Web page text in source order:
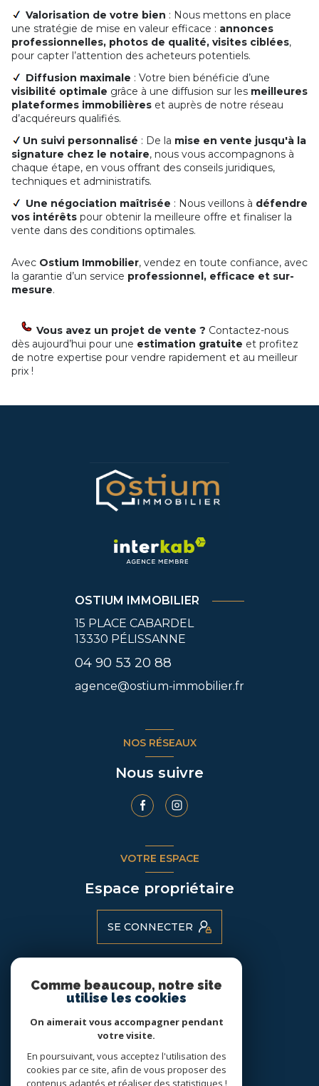
Valorisation de votre bien : Nous mettons en place
une stratégie de mise en valeur efficace : annonces
professionnelles, photos de qualité, visites ciblées,
pour capter l’attention des acheteurs potentiels.
Diffusion maximale : Votre bien bénéficie d’une
visibilité optimale grâce à une diffusion sur les meilleures
plateformes immobilières et auprès de notre réseau
d’acquéreurs qualifiés.
Un suivi personnalisé : De la mise en vente jusqu'à la
signature chez le notaire, nous vous accompagnons à
chaque étape, en vous offrant des conseils juridiques,
techniques et administratifs.
Une négociation maîtrisée : Nous veillons à défendre
vos intérêts pour obtenir la meilleure offre et finaliser la
vente dans des conditions optimales.
Avec Ostium Immobilier, vendez en toute confiance, avec
la garantie d’un service professionnel, efficace et sur-
mesure.
Vous avez un projet de vente ? Contactez-nous
dès aujourd’hui pour une estimation gratuite et profitez
de notre expertise pour vendre rapidement et au meilleur
prix !
OSTIUM IMMOBILIER
15 PLACE CABARDEL
13330 PÉLISSANNE
04 90 53 20 88
agence@ostium-immobilier.fr
NOS RÉSEAUX
Nous suivre
VOTRE ESPACE
Espace propriétaire
SE CONNECTER
ADHÉRENTS
Nous adhérons
Comme beaucoup, notre site
utilise les cookies
On aimerait vous accompagner pendant
votre visite.
En poursuivant, vous acceptez l'utilisation des
cookies par ce site, afin de vous proposer des
contenus adaptés et réaliser des statistiques !